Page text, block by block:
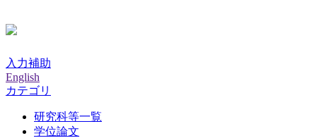
入力補助
English
カテゴリ
研究科等一覧
学位論文